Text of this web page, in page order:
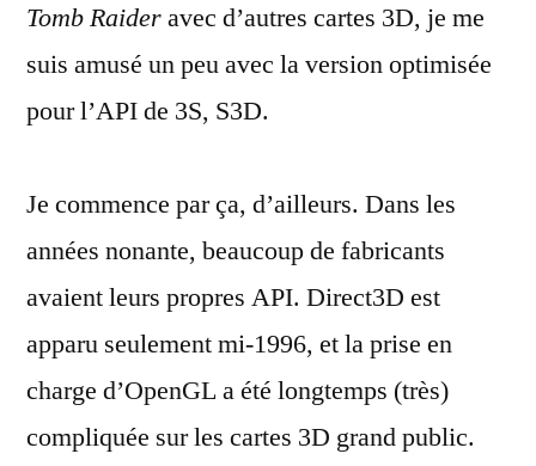
décélération
Tomb Raideravec d’autres cartes 3D, je me
suis amusé un peu avec la version optimisée
pour l’API de 3S, S3D.
Je commence par ça, d’ailleurs. Dans les
années nonante, beaucoup de fabricants
avaient leurs propres API. Direct3D est
apparu seulement mi-1996, et la prise en
charge d’OpenGL a été longtemps (très)
compliquée sur les cartes 3D grand public.